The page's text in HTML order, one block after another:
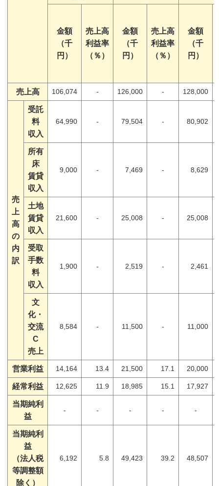
金額
（千
円）
売上高
利益率
（％）
金額
（千
円）
売上高
利益率
（％）
金額
（千
円）
売上高 106,074 - 126,000 - 128,000
売
上
高
の
内
訳
受託
料
収入
64,990 - 79,504 - 80,902
所有
床
賃貸
収入
9,000 - 7,469 - 8,629
土地
賃貸
収入
21,600 - 25,008 - 25,008
受取
手数
料
収入
1,900 - 2,519 - 2,461
文
化・
交流
C
売上
8,584 - 11,500 - 11,000
営業利益 14,164 13.4 21,500 17.1 20,000
経常利益 12,625 11.9 18,985 15.1 17,927
当期純利
益
- - - - -
当期純利
益
（法人税
等調整額
除く）
6,192 5.8 49,423 39.2 48,507